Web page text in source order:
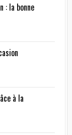
: la bonne
à la